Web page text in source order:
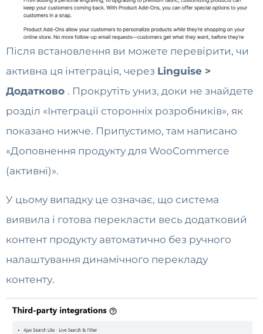
Після встановлення ви можете перевірити, чи
активна ця інтеграція, через Linguise >
Додатково . Прокрутіть униз, доки не знайдете
розділ «Інтеграції сторонніх розробників», як
показано нижче. Припустимо, там написано
«Доповнення продукту для WooCommerce
(активні)».
У цьому випадку це означає, що система
виявила і готова перекласти весь додатковий
контент продукту автоматично без ручного
налаштування динамічного перекладу
контенту.